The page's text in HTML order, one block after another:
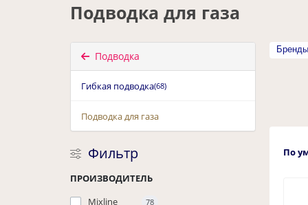
Подводка для газа
Подводка
Гибкая подводка(68)
Подводка для газа
Фильтр
ПРОИЗВОДИТЕЛЬ
Mixline
78
Бренды
По